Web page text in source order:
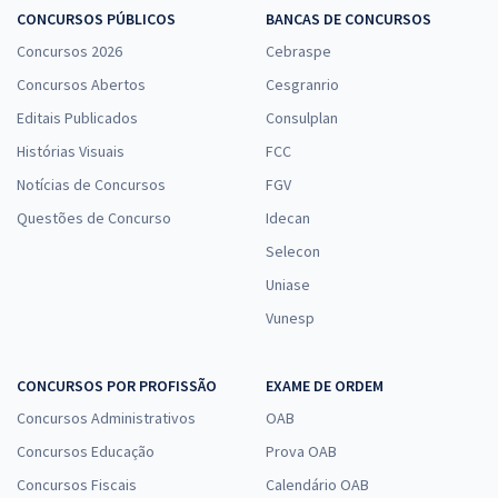
datas, podem ser acessadas em nosso site. Saiba sobre todos
osconcursos abertos
no estado maranhense e se prepare o
dos processos que estão prestes a serem abertos.
CONCURSOS PÚBLICOS
Concursos 2026
Concursos Abertos
Editais Publicados
Histórias Visuais
Notícias de Concursos
Questões de Concurso
BANCAS DE CONCURSOS
Cebraspe
Cesgranrio
Consulplan
FCC
FGV
Idecan
Selecon
Uniase
Vunesp
CONCURSOS POR PROFISSÃO
Concursos Administrativos
Concursos Educação
Concursos Fiscais
EXAME DE ORDEM
OAB
Prova OAB
Calendário OAB